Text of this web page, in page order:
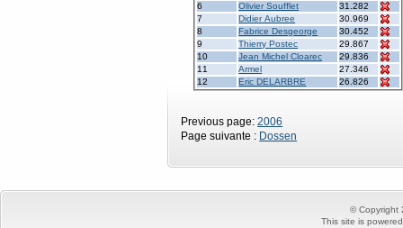
6
Olivier Soufflet
31.282
7
Didier Aubree
30.969
8
Fabrice Desgeorge
30.452
9
Thierry Postec
29.867
10
Jean Michel Cloarec
29.836
11
Armel
27.346
12
Eric DELARBRE 26.826
Previous page:2006
Page suivante : Dossen
© Copyright
This site is